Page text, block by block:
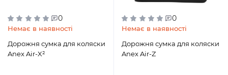
0
Немає в наявності
Дорожня сумка для коляски
Anex Air-X²
0
Немає в наявності
Дорожня сумка для коляски
Anex Air-Z